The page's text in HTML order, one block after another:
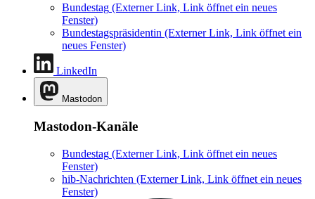
Bundestag (Externer Link, Link öffnet ein neues
Fenster)
Bundestagspräsidentin (Externer Link, Link öffnet ein
neues Fenster)
LinkedIn
Mastodon
Mastodon-Kanäle
Bundestag (Externer Link, Link öffnet ein neues
Fenster)
hib-Nachrichten (Externer Link, Link öffnet ein neues
Fenster)